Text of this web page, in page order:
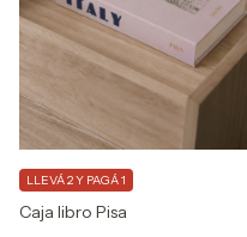
Caja libro Pisa
LLEVÁ 2 Y PAGÁ 1